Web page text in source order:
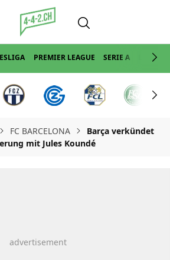
PREMIER LEAGUE SERIE A LA LIGA
FC BARCELONA
Barça verkündet
mit Jules Koundé